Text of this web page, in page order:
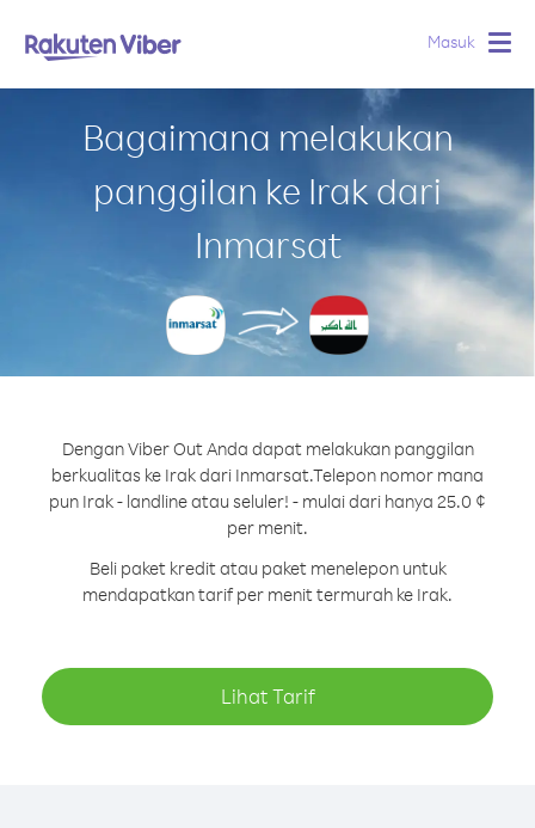
Masuk
Bagaimana melakukan
panggilan ke Irak dari
Inmarsat
Dengan Viber Out Anda dapat melakukan panggilan
berkualitas ke Irak dari Inmarsat.Telepon nomor mana
pun Irak - landline atau seluler! - mulai dari hanya 25.0 ¢
per menit.
Beli paket kredit atau paket menelepon untuk
mendapatkan tarif per menit termurah ke Irak.
Lihat Tarif